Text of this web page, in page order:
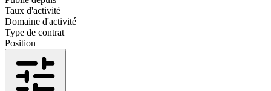
Taux d'activité
Domaine d'activité
Type de contrat
Position